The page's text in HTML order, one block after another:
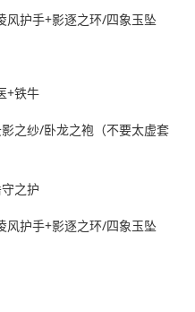
风护手+影逐之环/四象玉坠
+铁牛
之纱/卧龙之袍（不要太虚套
之护
风护手+影逐之环/四象玉坠